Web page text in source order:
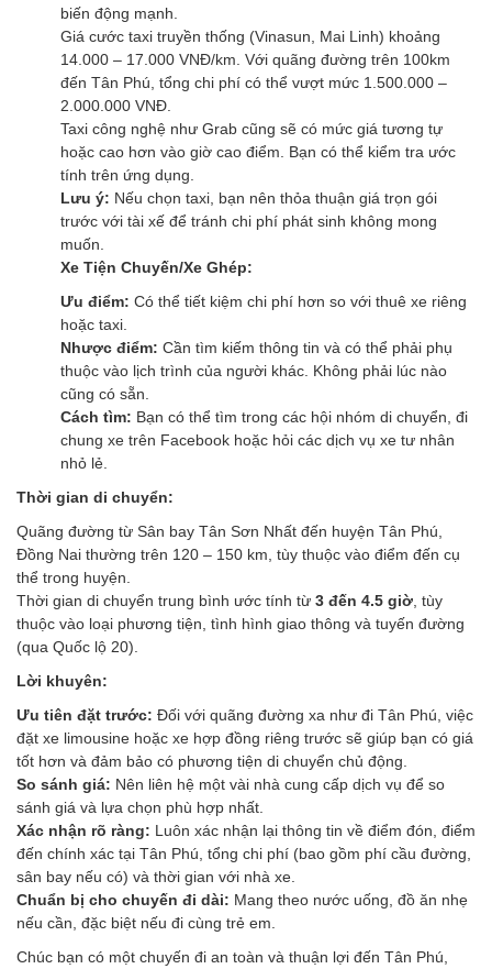
biến động mạnh.
Giá cước taxi truyền thống (Vinasun, Mai Linh) khoảng
14.000 – 17.000 VNĐ/km. Với quãng đường trên 100km
đến Tân Phú, tổng chi phí có thể vượt mức 1.500.000 –
2.000.000 VNĐ.
Taxi công nghệ như Grab cũng sẽ có mức giá tương tự
hoặc cao hơn vào giờ cao điểm. Bạn có thể kiểm tra ước
tính trên ứng dụng.
Lưu ý: Nếu chọn taxi, bạn nên thỏa thuận giá trọn gói
trước với tài xế để tránh chi phí phát sinh không mong
muốn.
Xe Tiện Chuyến/Xe Ghép:
Ưu điểm: Có thể tiết kiệm chi phí hơn so với thuê xe riêng
hoặc taxi.
Nhược điểm: Cần tìm kiếm thông tin và có thể phải phụ
thuộc vào lịch trình của người khác. Không phải lúc nào
cũng có sẵn.
Cách tìm: Bạn có thể tìm trong các hội nhóm di chuyển, đi
chung xe trên Facebook hoặc hỏi các dịch vụ xe tư nhân
nhỏ lẻ.
Thời gian di chuyển:
Quãng đường từ Sân bay Tân Sơn Nhất đến huyện Tân Phú,
Đồng Nai thường trên 120 – 150 km, tùy thuộc vào điểm đến cụ
thể trong huyện.
Thời gian di chuyển trung bình ước tính từ 3 đến 4.5 giờ , tùy
thuộc vào loại phương tiện, tình hình giao thông và tuyến đường
(qua Quốc lộ 20).
Lời khuyên:
Ưu tiên đặt trước: Đối với quãng đường xa như đi Tân Phú, việc
đặt xe limousine hoặc xe hợp đồng riêng trước sẽ giúp bạn có giá
tốt hơn và đảm bảo có phương tiện di chuyển chủ động.
So sánh giá: Nên liên hệ một vài nhà cung cấp dịch vụ để so
sánh giá và lựa chọn phù hợp nhất.
Xác nhận rõ ràng: Luôn xác nhận lại thông tin về điểm đón, điểm
đến chính xác tại Tân Phú, tổng chi phí (bao gồm phí cầu đường,
sân bay nếu có) và thời gian với nhà xe.
Chuẩn bị cho chuyến đi dài: Mang theo nước uống, đồ ăn nhẹ
nếu cần, đặc biệt nếu đi cùng trẻ em.
Chúc bạn có một chuyến đi an toàn và thuận lợi đến Tân Phú,